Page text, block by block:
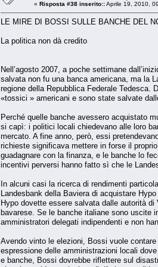
« Risposta #38 inserito::Aprile 19, 2010,
LE MIRE DI BOSSI SULLE BANCHE DEL
La politica non dà credito
Nell’agosto 2007, a poche settimane
salvata non fu una banca americana, ma la
regione della Repubblica Federale Tedesca.
«tossici » americani e sono state salvate
Perché quelle banche avessero acquistato
si capì: i politici locali chiedevano alle loro
mercato. A fine anno, però, essi
richieste significava mettere in forse il
guadagnare con la finanza, e le banche lo
incentivi perversi hanno fatto sì che le
In alcuni casi la ricerca di rendimenti
Landesbank della Baviera di acquistare
Hypo dovette essere salvata dalle autorità
bavarese. Se le banche italiane sono uscite
amministratori delegati indipendenti e non
Avendo vinto le elezioni, Bossi vuole
espressione delle amministrazioni locali
e banche, Bossi dovrebbe riflettere sul